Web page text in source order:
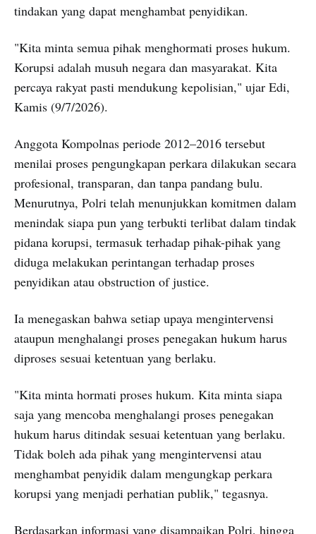
tindakan yang dapat menghambat penyidikan.
"Kita minta semua pihak menghormati proses hukum.
Korupsi adalah musuh negara dan masyarakat. Kita
percaya rakyat pasti mendukung kepolisian," ujar Edi,
Kamis (9/7/2026).
Anggota Kompolnas periode 2012–2016 tersebut
menilai proses pengungkapan perkara dilakukan secara
profesional, transparan, dan tanpa pandang bulu.
Menurutnya, Polri telah menunjukkan komitmen dalam
menindak siapa pun yang terbukti terlibat dalam tindak
pidana korupsi, termasuk terhadap pihak-pihak yang
diduga melakukan perintangan terhadap proses
penyidikan atau obstruction of justice.
Ia menegaskan bahwa setiap upaya mengintervensi
ataupun menghalangi proses penegakan hukum harus
diproses sesuai ketentuan yang berlaku.
"Kita minta hormati proses hukum. Kita minta siapa
saja yang mencoba menghalangi proses penegakan
hukum harus ditindak sesuai ketentuan yang berlaku.
Tidak boleh ada pihak yang mengintervensi atau
menghambat penyidik dalam mengungkap perkara
korupsi yang menjadi perhatian publik," tegasnya.
Berdasarkan informasi yang disampaikan Polri, hingga